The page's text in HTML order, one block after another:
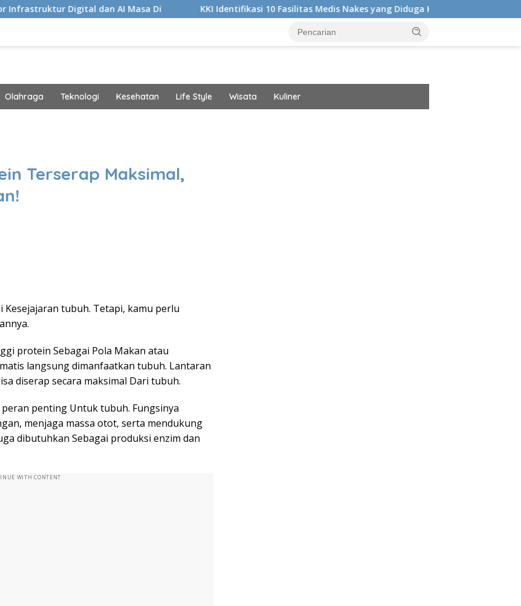
dan AI Masa Di KKI Identifikasi 10 Fasilitas Medis Nakes yang Diduga Komentar Nirempati Hingga Pasien BPJS
Olahraga Teknologi Kesehatan Life Style Wisata Kuliner
Terserap Maksimal,
tubuh. Tetapi, kamu perlu
protein Sebagai Pola Makan atau
langsung dimanfaatkan tubuh. Lantaran
diserap secara maksimal Dari tubuh.
penting Untuk tubuh. Fungsinya
menjaga massa otot, serta mendukung
dibutuhkan Sebagai produksi enzim dan
WITH CONTENT